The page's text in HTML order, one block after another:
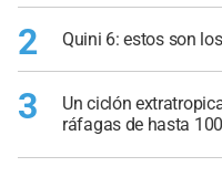
2 Quini 6: estos son
3
Un ciclón
ráfagas de hasta